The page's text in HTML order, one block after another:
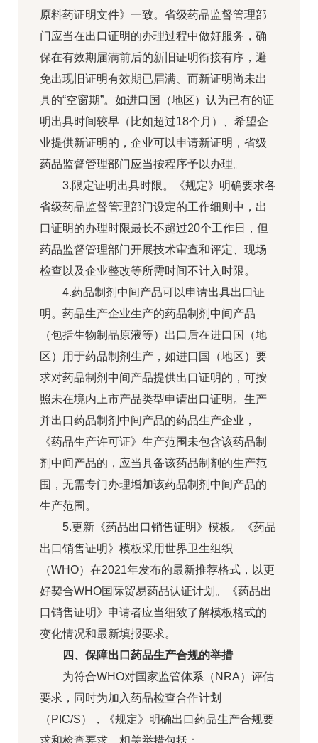
原料药证明文件》一致。省级药品监督管理部
门应当在出口证明的办理过程中做好服务，确
保在有效期届满前后的新旧证明衔接有序，避
免出现旧证明有效期已届满、而新证明尚未出
具的“空窗期”。如进口国（地区）认为已有的证
明出具时间较早（比如超过18个月）、希望企
业提供新证明的，企业可以申请新证明，省级
药品监督管理部门应当按程序予以办理。
3.限定证明出具时限。《规定》明确要求各
省级药品监督管理部门设定的工作细则中，出
口证明的办理时限最长不超过20个工作日，但
药品监督管理部门开展技术审查和评定、现场
检查以及企业整改等所需时间不计入时限。
4.药品制剂中间产品可以申请出具出口证
明。药品生产企业生产的药品制剂中间产品
（包括生物制品原液等）出口后在进口国（地
区）用于药品制剂生产，如进口国（地区）要
求对药品制剂中间产品提供出口证明的，可按
照未在境内上市产品类型申请出口证明。生产
并出口药品制剂中间产品的药品生产企业，
《药品生产许可证》生产范围未包含该药品制
剂中间产品的，应当具备该药品制剂的生产范
围，无需专门办理增加该药品制剂中间产品的
生产范围。
5.更新《药品出口销售证明》模板。《药品
出口销售证明》模板采用世界卫生组织
（WHO）在2021年发布的最新推荐格式，以更
好契合WHO国际贸易药品认证计划。《药品出
口销售证明》申请者应当细致了解模板格式的
变化情况和最新填报要求。
四、保障出口药品生产合规的举措
为符合WHO对国家监管体系（NRA）评估
要求，同时为加入药品检查合作计划
（PIC/S），《规定》明确出口药品生产合规要
求和检查要求。相关举措包括：